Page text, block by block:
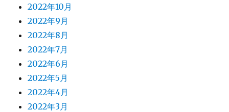
2022年10月
2022年9月
2022年8月
2022年7月
2022年6月
2022年5月
2022年4月
2022年3月